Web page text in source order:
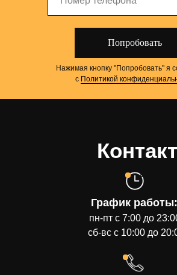
Попробовать
Нажимая кнопку "Попробовать" я
с Политикой
График работы:
пн-пт с 7:00 до
сб-вс с 10:00 до